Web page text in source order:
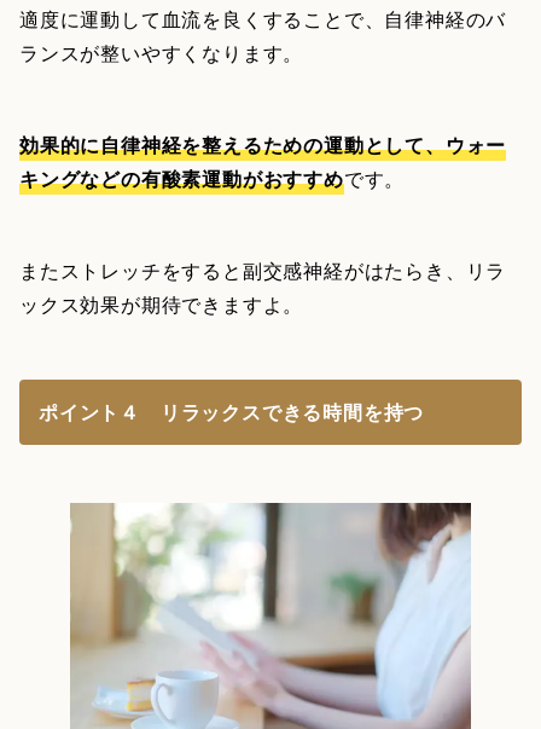
適度に運動して血流を良くすることで、自律神経のバ
ランスが整いやすくなります。
効果的に自律神経を整えるための運動として、ウォー
キングなどの有酸素運動がおすすめです。
またストレッチをすると副交感神経がはたらき、リラ
ックス効果が期待できますよ。
ポイント４ リラックスできる時間を持つ